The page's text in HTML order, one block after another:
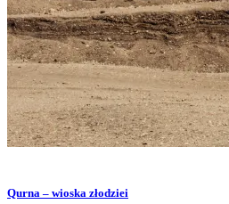
Qurna – wioska złodziei